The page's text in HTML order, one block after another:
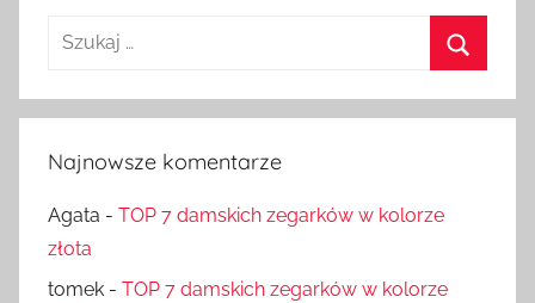
Szukaj:
Najnowsze komentarze
Agata - TOP 7 damskich zegarków w kolorze
złota
tomek - TOP 7 damskich zegarków w kolorze